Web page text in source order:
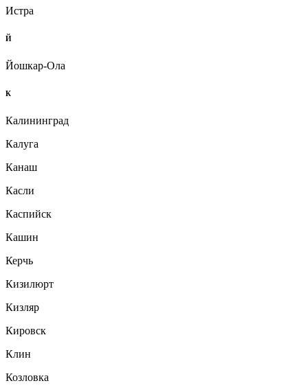
Истра
Й
Йошкар-Ола
К
Калининград
Калуга
Канаш
Касли
Каспийск
Кашин
Керчь
Кизилюрт
Кизляр
Кировск
Клин
Козловка